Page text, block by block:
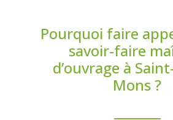
Pourquoi faire
savoir-faire
d’ouvrage à
Mons ?